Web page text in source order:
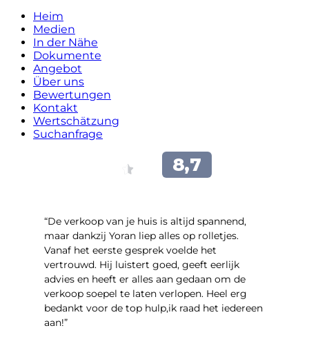
Heim
Medien
In der Nähe
Dokumente
Angebot
Über uns
Bewertungen
Kontakt
Wertschätzung
Suchanfrage
“​De verkoop van je huis is altijd spannend,
maar dankzij Yoran liep alles op rolletjes.
Vanaf het eerste gesprek voelde het
vertrouwd. Hij luistert goed, geeft eerlijk
advies en heeft er alles aan gedaan om de
verkoop soepel te laten verlopen. Heel erg
bedankt voor de top hulp,ik raad het iedereen
aan!”